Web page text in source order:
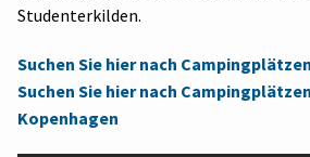
Studenterkilden.
Suchen Sie hier nach
Suchen Sie hier nach
Kopenhagen